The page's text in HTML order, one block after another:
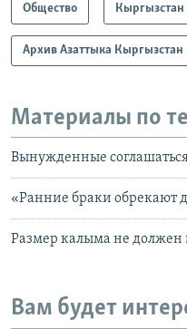
Общество Кыргызстан
Архив Азаттыка Кыргызстан
Материалы по
Вынужденные
«Ранние браки обрекают
Размер калыма не должен
Вам будет